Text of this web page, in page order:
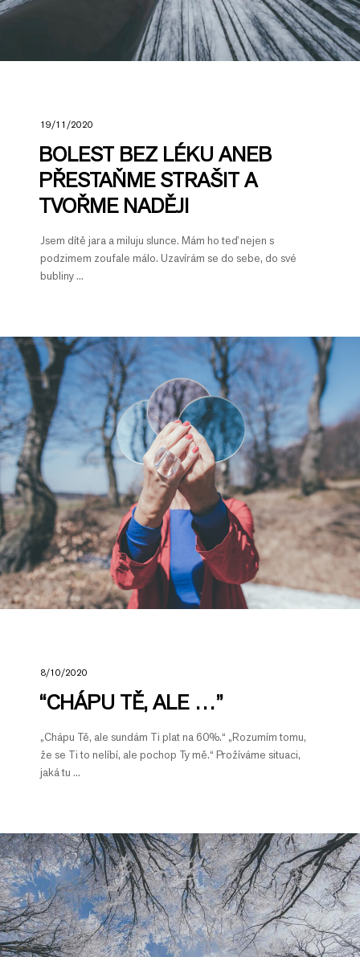
19/11/2020
BOLEST BEZ LÉKU ANEB
PŘESTAŇME STRAŠIT A
TVOŘME NADĚJI
Jsem dítě jara a miluju slunce. Mám ho teď nejen s
podzimem zoufale málo. Uzavírám se do sebe, do své
bubliny ...
8/10/2020
“CHÁPU TĚ, ALE …”
„Chápu Tě, ale sundám Ti plat na 60%.“ „Rozumím tomu,
že se Ti to nelíbí, ale pochop Ty mě.“ Prožíváme situaci,
jaká tu ...